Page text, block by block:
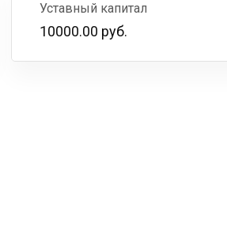
Уставный капитал
10000.00 руб.